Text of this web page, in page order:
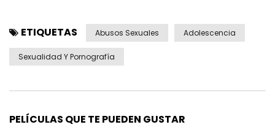
ETIQUETAS Abusos Sexuales Adolescencia
Sexualidad Y Pornografía
PELÍCULAS QUE TE PUEDEN GUSTAR